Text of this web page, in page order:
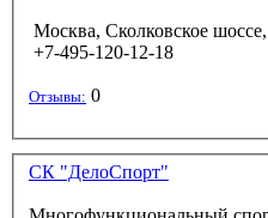
Москва, Сколковское шоссе,
+7-495-120-12-18
Отзывы: 0
СК "ДелоСпорт"